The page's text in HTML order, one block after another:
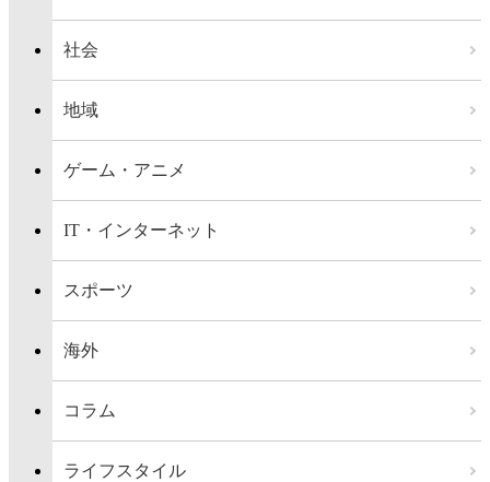
社会
地域
ゲーム・アニメ
IT・インターネット
スポーツ
海外
コラム
ライフスタイル